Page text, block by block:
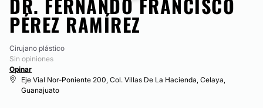
DR. FERNANDO FRANCISCO
PÉREZ RAMÍREZ
Cirujano plástico
Sin opiniones
Opinar
Eje Vial Nor-Poniente 200, Col. Villas De La Hacienda, Celaya,
Guanajuato